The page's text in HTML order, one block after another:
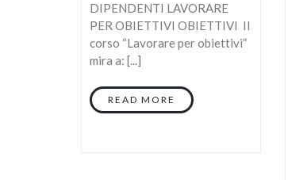
DIPENDENTI LAVORARE
PER OBIETTIVI OBIETTIVI Il
corso “Lavorare per obiettivi”
mira a: [...]
READ MORE